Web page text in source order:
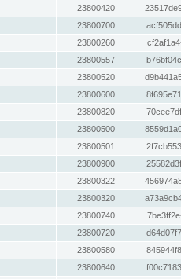
23800420
23800700
23800260
23800557
23800520
23800600
23800820
23800500
23800501
23800900
23800322
23800320
23800740
23800720
23800580
23800640